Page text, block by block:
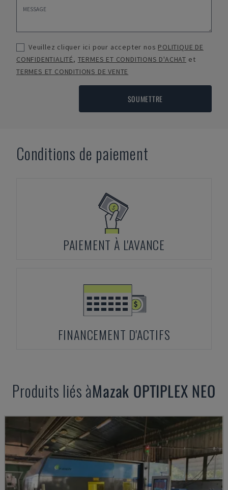
Veuillez cliquer ici pour accepter nos POLITIQUE DE
CONFIDENTIALITÉ, TERMES ET CONDITIONS D'ACHAT et
TERMES ET CONDITIONS DE VENTE
SOUMETTRE
Conditions de paiement
PAIEMENT À L'AVANCE
FINANCEMENT D'ACTIFS
Produits liés àMazak OPTIPLEX NEO